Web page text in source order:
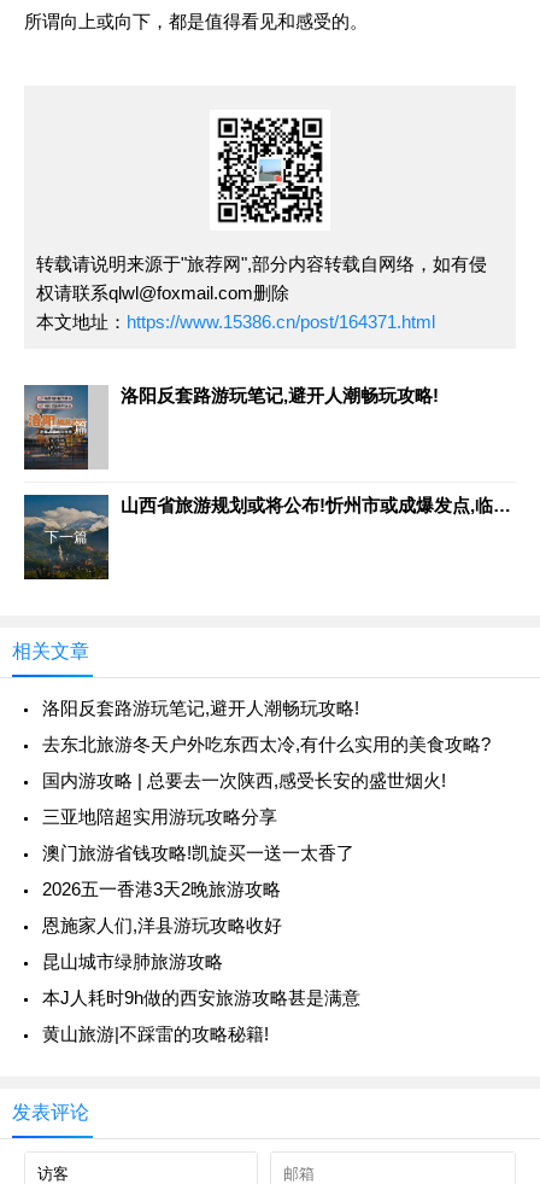
所谓向上或向下，都是值得看见和感受的。
转载请说明来源于"旅荐网",部分内容转载自网络，如有侵
权请联系qlwl@foxmail.com删除
本文地址： https://www.15386.cn/post/164371.html
上一篇
洛阳反套路游玩笔记,避开人潮畅玩攻略!
下一篇
山西省旅游规划或将公布!忻州市或成爆发点,临汾市将有望成最大赢家!
相关文章
洛阳反套路游玩笔记,避开人潮畅玩攻略!
去东北旅游冬天户外吃东西太冷,有什么实用的美食攻略?
国内游攻略 | 总要去一次陕西,感受长安的盛世烟火!
三亚地陪超实用游玩攻略分享
澳门旅游省钱攻略!凯旋买一送一太香了
2026五一香港3天2晚旅游攻略
恩施家人们,洋县游玩攻略收好
昆山城市绿肺旅游攻略
本J人耗时9h做的西安旅游攻略甚是满意
黄山旅游|不踩雷的攻略秘籍!
发表评论